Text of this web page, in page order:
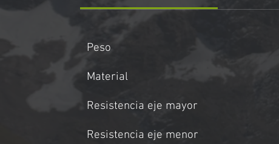
Peso
Material
Resistencia eje mayor
Resistencia eje menor